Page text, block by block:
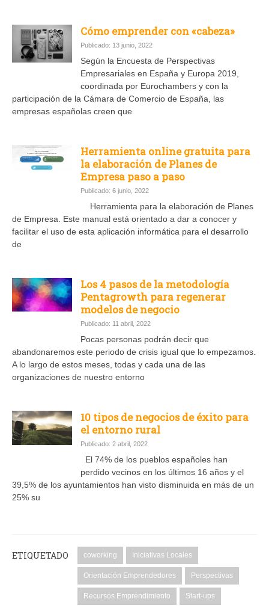
Cómo emprender con «cabeza»
Publicado: 13 junio, 2022
Según la Encuesta de Perspectivas
Empresariales en España y Europa 2019,
coordinada por Eurochambers y con la
participación de la Cámara de Comercio de España, las
empresas españolas creen que
Herramienta online gratuita para
la elaboración de Planes de
Empresa paso a paso
Publicado: 6 junio, 2022
Herramienta para la elaboración de Planes
de Empresa. Este manual está orientado a dar a conocer y
facilitar el uso de esta aplicación informática para el desarrollo
de
Los 4 pasos de la metodología
Pentagrowth para regenerar
modelos de negocio
Publicado: 11 abril, 2022
Pocas personas podrán decir que
abandonaremos este periodo de crisis igual que lo empezamos.
A lo largo de estos meses, todas y cada una de las
organizaciones de nuestro entorno
10 tipos de negocios de éxito para
el entorno rural
Publicado: 2 abril, 2022
El 74% de los pueblos españoles han
perdido vecinos en los últimos 16 años y el
39,5% de los ayuntamientos han visto disminuida en más de un
25% su
ETIQUETADO coworking Iniciativas Locales
Orientación Emprendedores Perspectivas
Recursos Emprendimiento Start-ups